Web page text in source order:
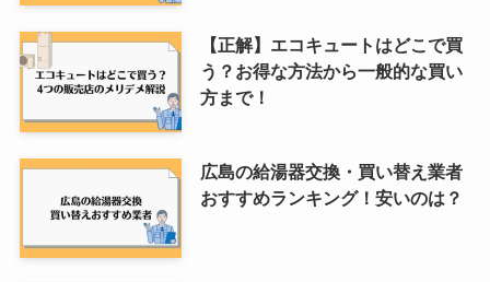
【正解】エコキュートはどこで買
う？お得な方法から一般的な買い
方まで！
広島の給湯器交換・買い替え業者
おすすめランキング！安いのは？